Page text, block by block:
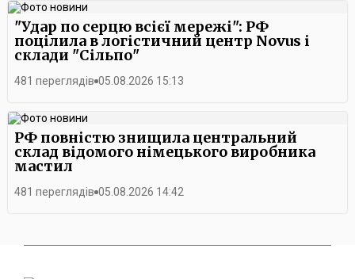
"Удар по серцю всієї мережі": РФ
поцілила в логістичний центр Novus і
склади "Сільпо"
481 переглядів 05.08.2026 15:13
РФ повністю знищила центральний
склад відомого німецького виробника
мастил
481 переглядів 05.08.2026 14:42